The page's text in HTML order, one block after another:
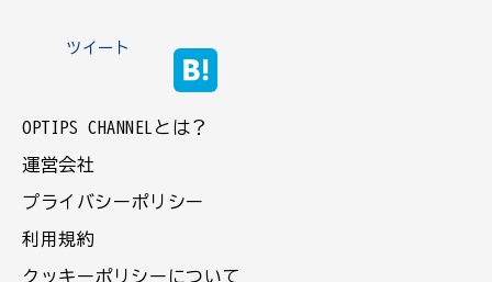
ツイート
OPTIPS CHANNELとは？
運営会社
プライバシーポリシー
利用規約
クッキーポリシーについて